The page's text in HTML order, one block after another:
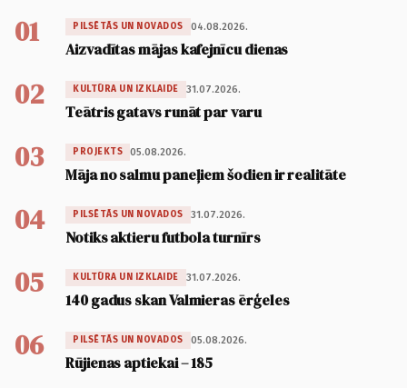
01 PILSĒTĀS UN NOVADOS 04.08.2026.
Aizvadītas mājas kafejnīcu dienas
02 KULTŪRA UN IZKLAIDE 31.07.2026.
Teātris gatavs runāt par varu
03 PROJEKTS 05.08.2026.
Māja no salmu paneļiem šodien ir realitāte
04 PILSĒTĀS UN NOVADOS 31.07.2026.
Notiks aktieru futbola turnīrs
05 KULTŪRA UN IZKLAIDE 31.07.2026.
140 gadus skan Valmieras ērģeles
06 PILSĒTĀS UN NOVADOS 05.08.2026.
Rūjienas aptiekai – 185